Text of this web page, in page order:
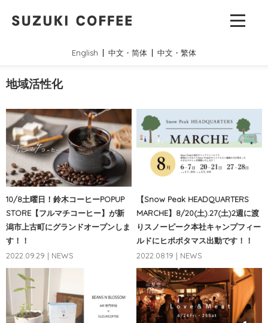
English 中文・简体 中文・繁体
地域活性化
10/8土曜日！鈴木コーヒーPOPUP
STORE【フルマチコーヒー】が新
潟市上古町にグランドオープンしま
す！！
2022.09.29 | NEWS
【Snow Peak HEADQUARTERS
MARCHE】8/20(土).27(土)2週に渡
りスノーピーク本社キャンプフィー
ルドにヒポポタマス出動です！！
2022.08.19 | NEWS